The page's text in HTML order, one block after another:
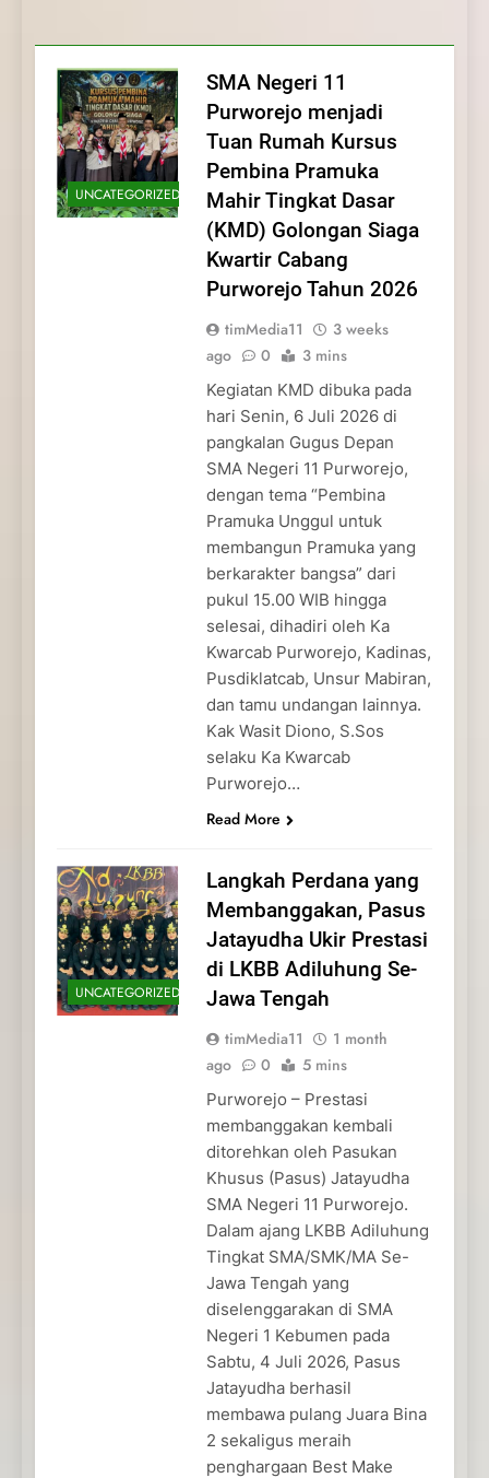
dan Pengabdian Generasi
Pramuka
Pramuka
Kepedulian
UNCATEGORIZED
SMA Negeri 11
Purworejo menjadi
Tuan Rumah Kursus
Pembina Pramuka
Mahir Tingkat Dasar
(KMD) Golongan Siaga
Kwartir Cabang
Purworejo Tahun 2026
timMedia11
3 weeks
ago
0 3 mins
Kegiatan KMD dibuka pada
hari Senin, 6 Juli 2026 di
pangkalan Gugus Depan
SMA Negeri 11 Purworejo,
dengan tema “Pembina
Pramuka Unggul untuk
membangun Pramuka yang
berkarakter bangsa” dari
pukul 15.00 WIB hingga
selesai, dihadiri oleh Ka
Kwarcab Purworejo, Kadinas,
Pusdiklatcab, Unsur Mabiran,
dan tamu undangan lainnya.
Kak Wasit Diono, S.Sos
selaku Ka Kwarcab
Purworejo…
Read More
UNCATEGORIZED
Langkah Perdana yang
Membanggakan, Pasus
Jatayudha Ukir Prestasi
di LKBB Adiluhung Se-
Jawa Tengah
timMedia11
1 month
ago
0 5 mins
Purworejo – Prestasi
membanggakan kembali
ditorehkan oleh Pasukan
Khusus (Pasus) Jatayudha
SMA Negeri 11 Purworejo.
Dalam ajang LKBB Adiluhung
Tingkat SMA/SMK/MA Se-
Jawa Tengah yang
diselenggarakan di SMA
Negeri 1 Kebumen pada
Sabtu, 4 Juli 2026, Pasus
Jatayudha berhasil
membawa pulang Juara Bina
2 sekaligus meraih
penghargaan Best Make